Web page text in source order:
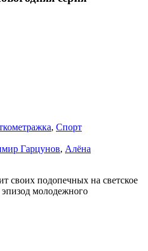
, Спорт
Гарцунов, Алёна
своих подопечных на светское
молодежного